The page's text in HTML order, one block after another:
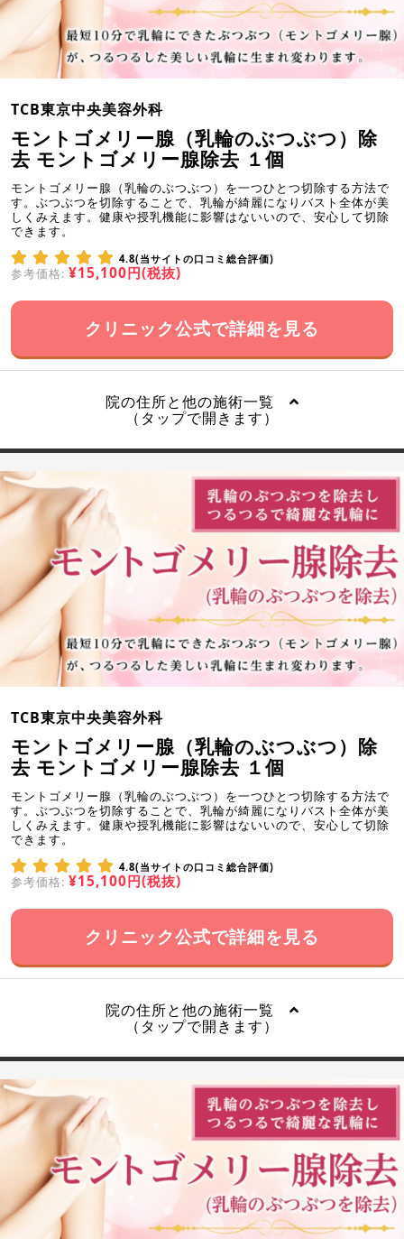
TCB東京中央美容外科
モントゴメリー腺（乳輪のぶつぶつ）除
去 モントゴメリー腺除去 １個
モントゴメリー腺（乳輪のぶつぶつ）を一つひとつ切除する方法で
す。ぶつぶつを切除することで、乳輪が綺麗になりバスト全体が美
しくみえます。健康や授乳機能に影響はないいので、安心して切除
できます。
4.8(当サイトの口コミ総合評価)
参考価格: ¥15,100円(税抜)
クリニック公式で詳細を見る
院の住所と他の施術一覧
（タップで開きます）
TCB東京中央美容外科
モントゴメリー腺（乳輪のぶつぶつ）除
去 モントゴメリー腺除去 １個
モントゴメリー腺（乳輪のぶつぶつ）を一つひとつ切除する方法で
す。ぶつぶつを切除することで、乳輪が綺麗になりバスト全体が美
しくみえます。健康や授乳機能に影響はないいので、安心して切除
できます。
4.8(当サイトの口コミ総合評価)
参考価格: ¥15,100円(税抜)
クリニック公式で詳細を見る
院の住所と他の施術一覧
（タップで開きます）